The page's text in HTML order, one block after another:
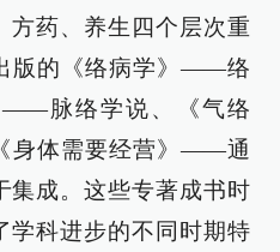
方药、养生四个层次重
版的《络病学》——络
——脉络学说、《气络
身体需要经营》——通
集成。这些专著成书时
学科进步的不同时期特